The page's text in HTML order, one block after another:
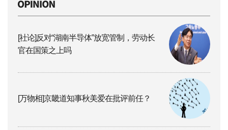
[社论]反对“湖南半导体”放宽管制，劳动长
官在国策之上吗
[万物相]京畿道知事秋美爱在批评前任？